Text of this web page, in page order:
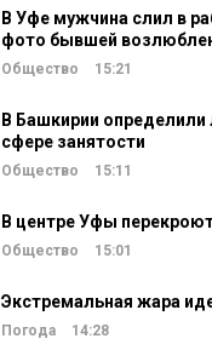
В Уфе мужчина слил в
фото бывшей
Общество 15:21
В Башкирии определили
сфере занятости
Общество 15:11
В центре Уфы
Общество 15:01
Экстремальная жара
Погода 14:28